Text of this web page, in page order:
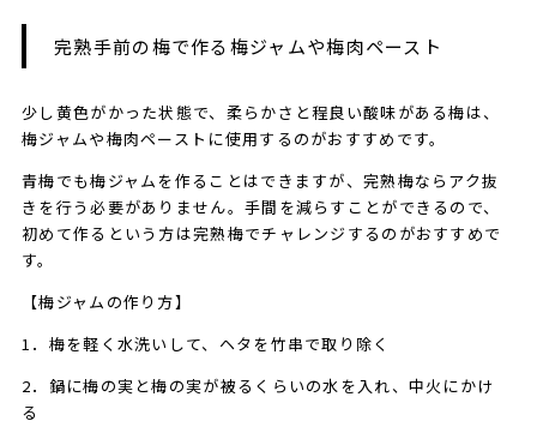
完熟手前の梅で作る梅ジャムや梅肉ペースト
少し黄色がかった状態で、柔らかさと程良い酸味がある梅は、
梅ジャムや梅肉ペーストに使用するのがおすすめです。
青梅でも梅ジャムを作ることはできますが、完熟梅ならアク抜
きを行う必要がありません。手間を減らすことができるので、
初めて作るという方は完熟梅でチャレンジするのがおすすめで
す。
【梅ジャムの作り方】
1．梅を軽く水洗いして、ヘタを竹串で取り除く
2．鍋に梅の実と梅の実が被るくらいの水を入れ、中火にかけ
る